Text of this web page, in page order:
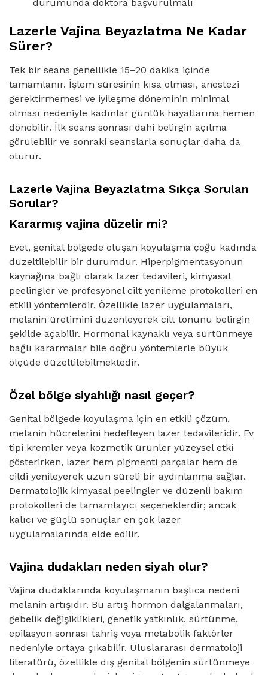
durumunda doktora başvurulmalı
Lazerle Vajina Beyazlatma Ne Kadar
Sürer?
Tek bir seans genellikle 15–20 dakika içinde
tamamlanır. İşlem süresinin kısa olması, anestezi
gerektirmemesi ve iyileşme döneminin minimal
olması nedeniyle kadınlar günlük hayatlarına hemen
dönebilir. İlk seans sonrası dahi belirgin açılma
görülebilir ve sonraki seanslarla sonuçlar daha da
oturur.
Lazerle Vajina Beyazlatma Sıkça Sorulan
Sorular?
Kararmış vajina düzelir mi?
Evet, genital bölgede oluşan koyulaşma çoğu kadında
düzeltilebilir bir durumdur. Hiperpigmentasyonun
kaynağına bağlı olarak lazer tedavileri, kimyasal
peelingler ve profesyonel cilt yenileme protokolleri en
etkili yöntemlerdir. Özellikle lazer uygulamaları,
melanin üretimini düzenleyerek cilt tonunu belirgin
şekilde açabilir. Hormonal kaynaklı veya sürtünmeye
bağlı kararmalar bile doğru yöntemlerle büyük
ölçüde düzeltilebilmektedir.
Özel bölge siyahlığı nasıl geçer?
Genital bölgede koyulaşma için en etkili çözüm,
melanin hücrelerini hedefleyen lazer tedavileridir. Ev
tipi kremler veya kozmetik ürünler yüzeysel etki
gösterirken, lazer hem pigmenti parçalar hem de
cildi yenileyerek uzun süreli bir aydınlanma sağlar.
Dermatolojik kimyasal peelingler ve düzenli bakım
protokolleri de tamamlayıcı seçeneklerdir; ancak
kalıcı ve güçlü sonuçlar en çok lazer
uygulamalarında elde edilir.
Vajina dudakları neden siyah olur?
Vajina dudaklarında koyulaşmanın başlıca nedeni
melanin artışıdır. Bu artış hormon dalgalanmaları,
gebelik değişiklikleri, genetik yatkınlık, sürtünme,
epilasyon sonrası tahriş veya metabolik faktörler
nedeniyle ortaya çıkabilir. Uluslararası dermatoloji
literatürü, özellikle dış genital bölgenin sürtünmeye